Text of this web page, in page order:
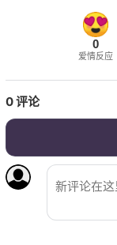
0
爱情反应
0评论